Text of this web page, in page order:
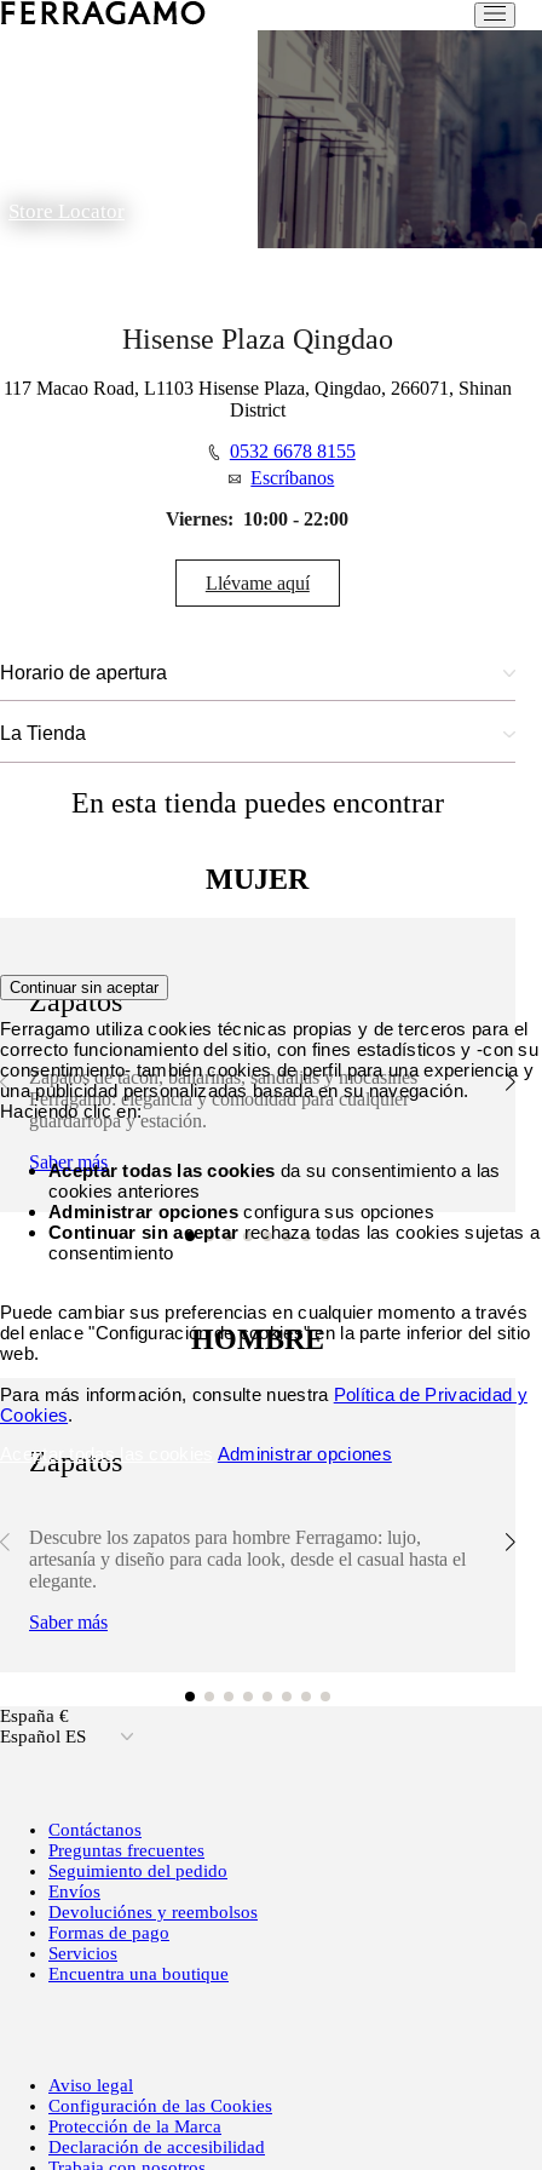
Store Locator
Hisense Plaza Qingdao
117 Macao Road, L1103 Hisense Plaza, Qingdao, 266071, Shinan
District
0532 6678 8155
Escríbanos
Viernes: 10:00 - 22:00
Llévame aquí
Horario de apertura
La Tienda
En esta tienda puedes encontrar
MUJER
Zapatos
Zapatos de tacón, bailarinas, sandalias y mocasines
Ferragamo: elegancia y comodidad para cualquier
guardarropa y estación.
Saber más
HOMBRE
Zapatos
Descubre los zapatos para hombre Ferragamo: lujo,
artesanía y diseño para cada look, desde el casual hasta el
elegante.
Saber más
España €
Español ES
Contáctanos
Preguntas frecuentes
Seguimiento del pedido
Envíos
Devoluciónes y reembolsos
Formas de pago
Servicios
Encuentra una boutique
Aviso legal
Configuración de las Cookies
Protección de la Marca
Declaración de accesibilidad
Continuar sin aceptar
Ferragamo utiliza cookies técnicas propias y de terceros para el
correcto funcionamiento del sitio, con fines estadísticos y -con su
consentimiento- también cookies de perfil para una experiencia y
una publicidad personalizadas basada en su navegación.
Haciendo clic en:
Aceptar todas las cookies da su consentimiento a las
cookies anteriores
Administrar opciones configura sus opciones
Continuar sin aceptar rechaza todas las cookies sujetas a
consentimiento
Puede cambiar sus preferencias en cualquier momento a través
del enlace "Configuración de cookies" en la parte inferior del sitio
web.
Para más información, consulte nuestra Política de Privacidad y
Cookies.
Aceptar todas las cookies
Administrar opciones